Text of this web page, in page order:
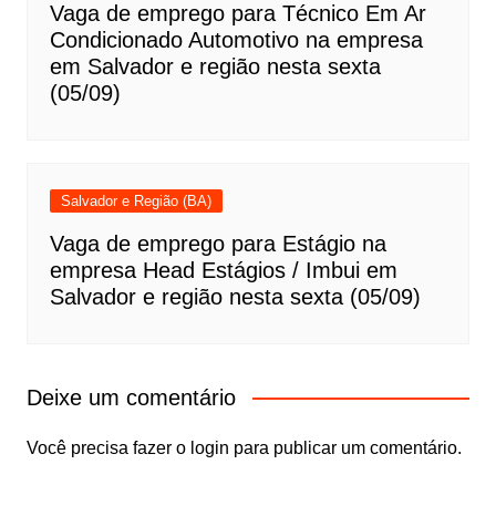
Vaga de emprego para Técnico Em Ar
Condicionado Automotivo na empresa
em Salvador e região nesta sexta
(05/09)
Salvador e Região (BA)
Vaga de emprego para Estágio na
empresa Head Estágios / Imbui em
Salvador e região nesta sexta (05/09)
Deixe um comentário
Você precisa fazer o login para publicar um comentário.